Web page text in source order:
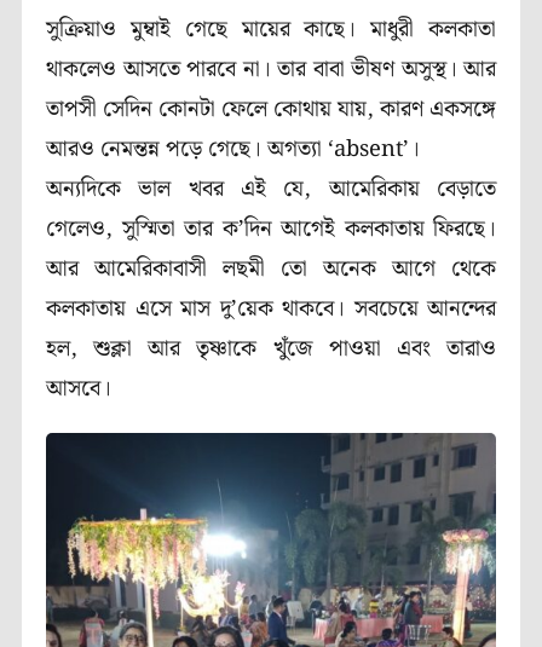
সুক্রিয়াও মুম্বাই গেছে মায়ের কাছে। মাধুরী কলকাতা
থাকলেও আসতে পারবে না। তার বাবা ভীষণ অসুস্থ। আর
তাপসী সেদিন কোনটা ফেলে কোথায় যায়, কারণ একসঙ্গে
আরও নেমন্তন্ন পড়ে গেছে। অগত্যা ‘absent’।
অন্যদিকে ভাল খবর এই যে, আমেরিকায় বেড়াতে
গেলেও, সুস্মিতা তার ক’দিন আগেই কলকাতায় ফিরছে।
আর আমেরিকাবাসী লছমী তো অনেক আগে থেকে
কলকাতায় এসে মাস দু’য়েক থাকবে। সবচেয়ে আনন্দের
হল, শুক্লা আর তৃষ্ণাকে খুঁজে পাওয়া এবং তারাও
আসবে।